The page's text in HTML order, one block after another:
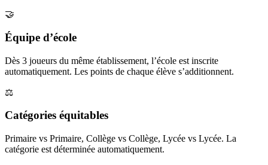
🤝
Équipe d’école
Dès 3 joueurs du même établissement, l’école est inscrite
automatiquement. Les points de chaque élève s’additionnent.
⚖️
Catégories équitables
Primaire vs Primaire, Collège vs Collège, Lycée vs Lycée. La
catégorie est déterminée automatiquement.